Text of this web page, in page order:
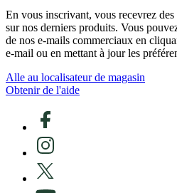
En vous inscrivant, vous recevrez
sur nos derniers produits. Vous
de nos e-mails commerciaux en
e-mail ou en mettant à jour les
Alle au localisateur de magasin
Obtenir de l'aide